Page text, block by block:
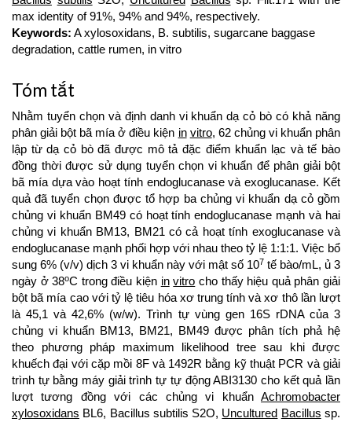
max identity of 91%, 94% and 94%, respectively.
Keywords: A xylosoxidans, B. subtilis, sugarcane baggase
degradation, cattle rumen, in vitro
Tóm tắt
Nhằm tuyển chọn và định danh vi khuẩn dạ cỏ bò có khả năng
phân giải bột bã mía ở điều kiện in vitro, 62 chủng vi khuẩn phân
lập từ dạ cỏ bò đã được mô tả đặc điểm khuẩn lạc và tế bào
đồng thời được sử dụng tuyển chọn vi khuẩn để phân giải bột
bã mía dựa vào hoạt tính endoglucanase và exoglucanase. Kết
quả đã tuyển chọn được tổ hợp ba chủng vi khuẩn dạ cỏ gồm
chủng vi khuẩn BM49 có hoạt tính endoglucanase mạnh và hai
chủng vi khuẩn BM13, BM21 có cả hoạt tính exoglucanase và
endoglucanase mạnh phối hợp với nhau theo tỷ lệ 1:1:1. Việc bổ
sung 6% (v/v) dịch 3 vi khuẩn này với mật số 107 tế bào/mL, ủ 3
ngày ở 38oC trong điều kiện in vitro cho thấy hiệu quả phân giải
bột bã mía cao với tỷ lệ tiêu hóa xơ trung tính và xơ thô lần lượt
là 45,1 và 42,6% (w/w). Trình tự vùng gen 16S rDNA của 3
chủng vi khuẩn BM13, BM21, BM49 được phân tích phả hệ
theo phương pháp maximum likelihood tree sau khi được
khuếch đại với cặp mồi 8F và 1492R bằng kỹ thuật PCR và giải
trình tự bằng máy giải trình tự tự động ABI3130 cho kết quả lần
lượt tương đồng với các chủng vi khuẩn Achromobacter
xylosoxidans BL6, Bacillus subtilis S2O, Uncultured Bacillus sp.